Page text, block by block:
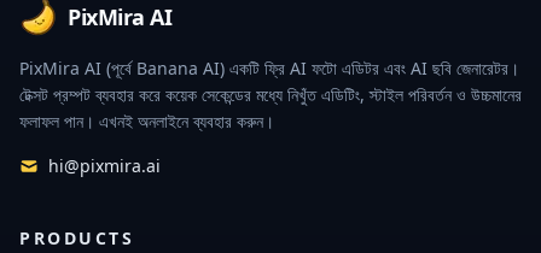
PixMira AI
PixMira AI (পূর্বে Banana AI) একটি ফ্রি AI ফটো এডিটর এবং AI ছবি জেনারেটর।
টেক্সট প্রম্পট ব্যবহার করে কয়েক সেকেন্ডের মধ্যে নিখুঁত এডিটিং, স্টাইল পরিবর্তন ও উচ্চমানের
ফলাফল পান। এখনই অনলাইনে ব্যবহার করুন।
hi@pixmira.ai
PRODUCTS